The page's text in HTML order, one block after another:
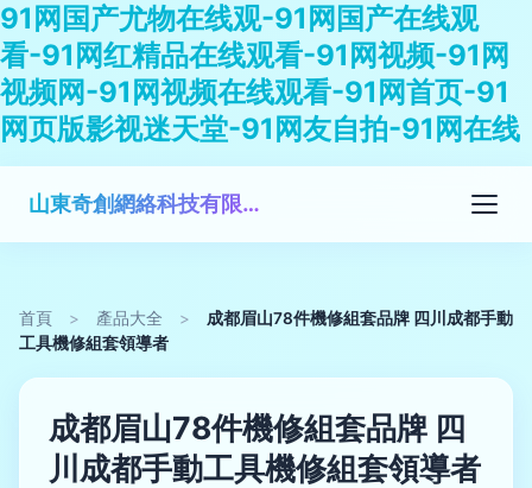
91网国产尤物在线观-91网国产在线观
看-91网红精品在线观看-91网视频-91网
视频网-91网视频在线观看-91网首页-91
网页版影视迷天堂-91网友自拍-91网在线
山東奇創網絡科技有限公司
首頁 > 產品大全 >
成都眉山78件機修組套品牌 四川成都手動
工具機修組套領導者
成都眉山78件機修組套品牌 四
川成都手動工具機修組套領導者